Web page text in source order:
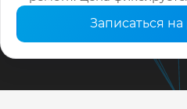
Записаться